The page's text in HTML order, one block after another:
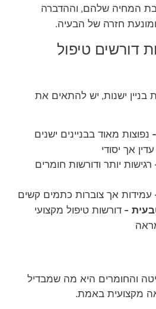
המחיה שלהם, וההדברה
חזרה של הבעיה.
דורשים טיפול
ישנות, יש להתאים את
– נפוצות מאוד בבניינים ישנים
אך יסודי
רגישות יותר ודורשות חומרים
עמידות אך צוברות כתמים קשים
– דורשות טיפול מקצועי
והחומרים היא מה שמבדיל
מקצועית באמת.